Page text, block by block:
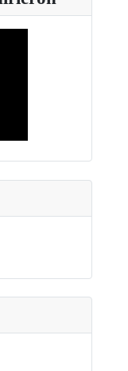
for results.